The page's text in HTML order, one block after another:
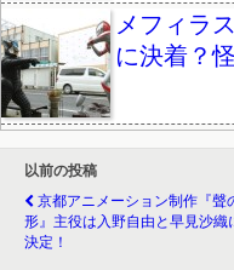
メフィラ
に決着？
以前の投稿
京都アニメーション制作『聲
形』主役は入野自由と早見沙織
決定！